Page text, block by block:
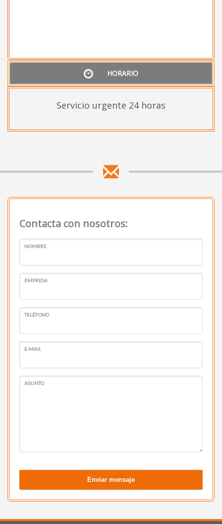
HORARIO
Servicio urgente 24 horas
Contacta con nosotros:
NOMBRE
EMPRESA
TELÉFONO
E-MAIL
ASUNTO
Enviar mensaje